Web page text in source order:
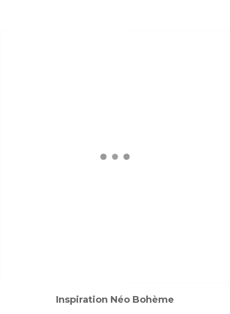
Inspiration Néo Bohème